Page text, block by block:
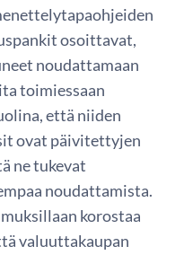
osoittavat,
noudattamaan
toimiessaan
että niiden
ovat päivitettyjen
ne tukevat
noudattamista.
korostaa
valuuttakaupan